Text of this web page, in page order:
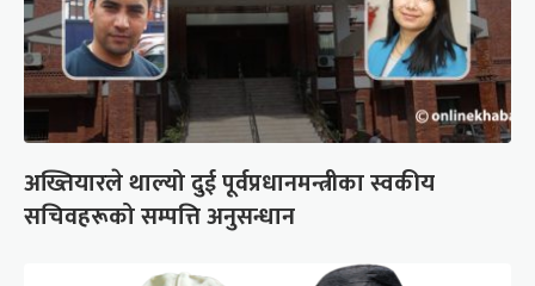
अख्तियारले थाल्यो दुई पूर्वप्रधानमन्त्रीका स्वकीय
सचिवहरूको सम्पत्ति अनुसन्धान